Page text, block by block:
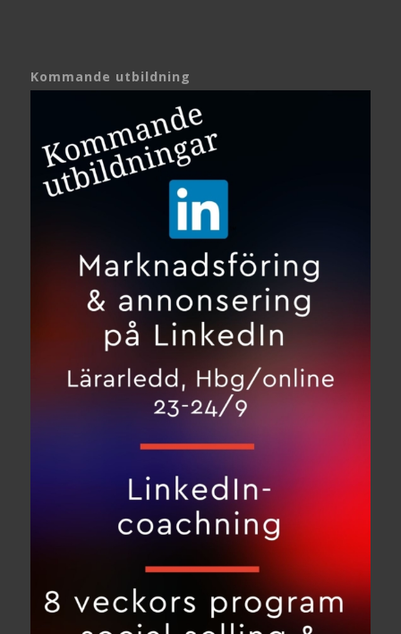
Kommande utbildning